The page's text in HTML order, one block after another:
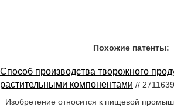
Похожие патенты:
Способ производства творожного
растительными компонентами // 2711639
Изобретение относится к пищевой